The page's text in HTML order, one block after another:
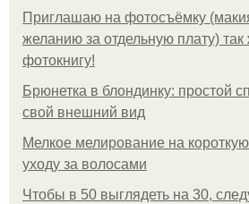
Приглашаю на фотосъёмку
желанию за отдельную плату)
фотокнигу!
Брюнетка в блондинку: простой
свой внешний вид
Мелкое мелирование на
уходу за волосами
Чтобы в 50 выглядеть на 30,